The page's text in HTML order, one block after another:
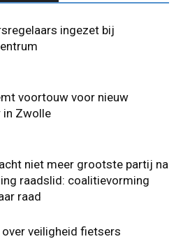
ingezet bij
voortouw voor nieuw
in Zwolle
niet meer grootste partij na
raadslid: coalitievorming
raad
veiligheid fietsers